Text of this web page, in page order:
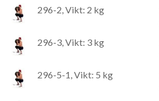
296-2, Vikt: 2 kg
296-3, Vikt: 3 kg
296-5-1, Vikt: 5 kg